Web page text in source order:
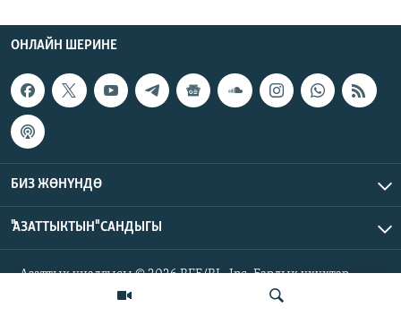
ОНЛАЙН ШЕРИНЕ
БИЗ ЖӨНҮНДӨ
"АЗАТТЫКТЫН" САНДЫГЫ
Азаттык үналгысы © 2026 RFE/RL, Inc. Бардык укуктар